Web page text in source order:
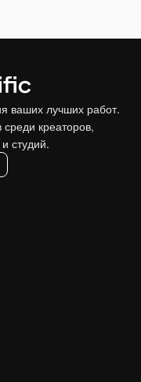
ваших лучших работ.
креаторов,
студий.